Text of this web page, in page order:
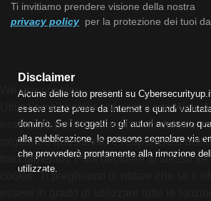
Ti invitiamo prendere visione della nostra
privacy policy per la protezione dei tuoi
Disclaimer
Alcune delle foto presenti su
essere state prese da Internet e quindi
dominio. Se i soggetti o gli autori avessero
alla pubblicazione, lo possono segnalare via
che provvederà prontamente alla rimozione
utilizzate.
We use cookies
Utilizziamo i cookie sul nostro sito Web.
essenziali per il funzionamento del sito,
migliorare questo sito e l'esperienza
tracciamento). Puoi decidere tu stesso se
cookie. Ti preghiamo di notare che se li